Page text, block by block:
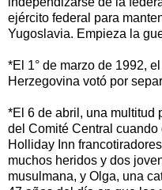
ejército federal para
Yugoslavia. Empieza la
*El 1° de marzo de 1992,
Herzegovina votó por
*El 6 de abril, una multitud
del Comité Central
Holliday Inn
muchos heridos y dos
musulmana, y Olga, una